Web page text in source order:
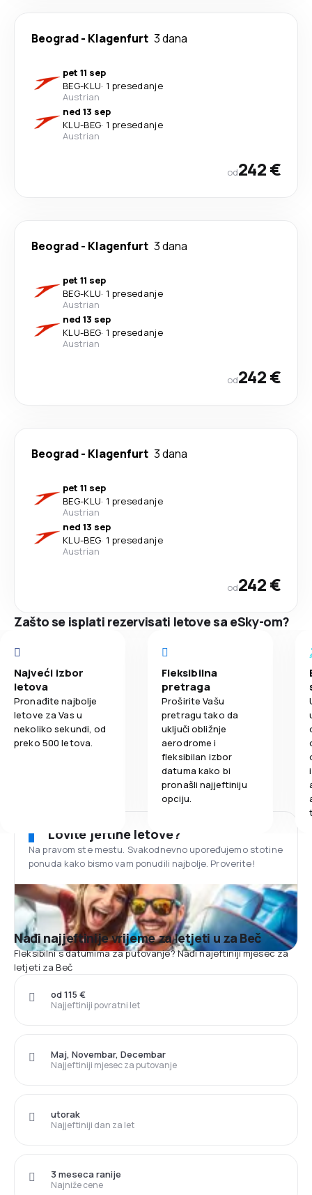
Beograd- Klagenfurt 3 dana
pet 11 sep
BEG-KLU· 1 presedanje
Austrian
ned 13 sep
KLU-BEG· 1 presedanje
Austrian
od242 €
Beograd- Klagenfurt 3 dana
pet 11 sep
BEG-KLU· 1 presedanje
Austrian
ned 13 sep
KLU-BEG· 1 presedanje
Austrian
od242 €
Beograd- Klagenfurt 3 dana
pet 11 sep
BEG-KLU· 1 presedanje
Austrian
ned 13 sep
KLU-BEG· 1 presedanje
Austrian
od242 €
Zašto se isplati rezervisati letove sa eSky-om?
Najveći izbor
letova
Pronađite najbolje
letove za Vas u
nekoliko sekundi, od
preko 500 letova.
Fleksibilna
pretraga
Proširite Vašu
pretragu tako da
uključi obližnje
aerodrome i
fleksibilan izbor
datuma kako bi
pronašli najjeftiniju
opciju.
Lovite jeftine letove?
Na pravom ste mestu. Svakodnevno upoređujemo stotine
ponuda kako bismo vam ponudili najbolje. Proverite!
Nađi najjeftinije vrijeme za letjeti u za Beč
Fleksibilni s datumima za putovanje? Nađi najeftiniji mjesec za
letjeti za Beč
Najjeftiniji povratni let
od 115 €
Najjeftiniji mjesec za putovanje
Maj, Novembar, Decembar
Najjeftiniji dan za let
utorak
Najniže cene
3 meseca ranije